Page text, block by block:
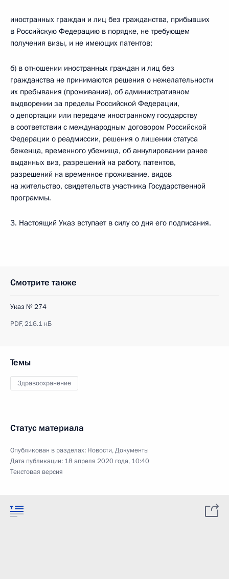
иностранных граждан и лиц без гражданства, прибывших
в Российскую Федерацию в порядке, не требующем
получения визы, и не имеющих патентов;
б) в отношении иностранных граждан и лиц без
гражданства не принимаются решения о нежелательности
их пребывания (проживания), об административном
выдворении за пределы Российской Федерации,
о депортации или передаче иностранному государству
в соответствии с международным договором Российской
Федерации о реадмиссии, решения о лишении статуса
беженца, временного убежища, об аннулировании ранее
выданных виз, разрешений на работу, патентов,
разрешений на временное проживание, видов
на жительство, свидетельств участника Государственной
программы.
3. Настоящий Указ вступает в силу со дня его подписания.
Смотрите также
Указ № 274
PDF,216.1 кБ
Темы
Здравоохранение
Статус материала
Опубликован в разделах: Новости,Документы
Дата публикации: 18 апреля 2020 года, 10:40
Текстовая версия